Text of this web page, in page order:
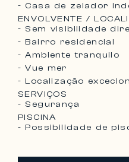
- Casa de zelador
ENVOLVENTE /
- Sem visibilidade
- Bairro residencial
- Ambiente tranquilo
- Vue mer
- Localização
SERVIÇOS
- Segurança
PISCINA
- Possibilidade de